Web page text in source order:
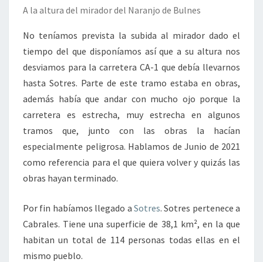
A la altura del mirador del Naranjo de Bulnes
No teníamos prevista la subida al mirador dado el
tiempo del que disponíamos así que a su altura nos
desviamos para la carretera CA-1 que debía llevarnos
hasta Sotres. Parte de este tramo estaba en obras,
además había que andar con mucho ojo porque la
carretera es estrecha, muy estrecha en algunos
tramos que, junto con las obras la hacían
especialmente peligrosa. Hablamos de Junio de 2021
como referencia para el que quiera volver y quizás las
obras hayan terminado.
Por fin habíamos llegado a Sotres. Sotres pertenece a
Cabrales. Tiene una superficie de 38,1 km², en la que
habitan un total de 114 personas todas ellas en el
mismo pueblo.